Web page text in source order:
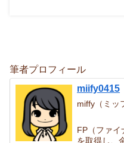
筆者プロフィール
miify0415
miffy（ミッ
FP（ファイ
を取得し、